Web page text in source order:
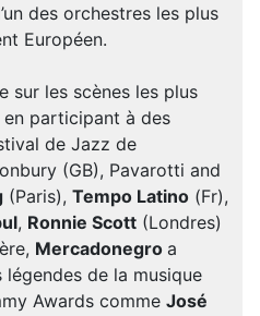
des orchestres les plus
Européen.
sur les scènes les plus
participant à des
de Jazz de
(GB), Pavarotti and
(Paris), Tempo Latino (Fr),
, Ronnie Scott (Londres)
Mercadonegro a
de la musique
Awards comme José